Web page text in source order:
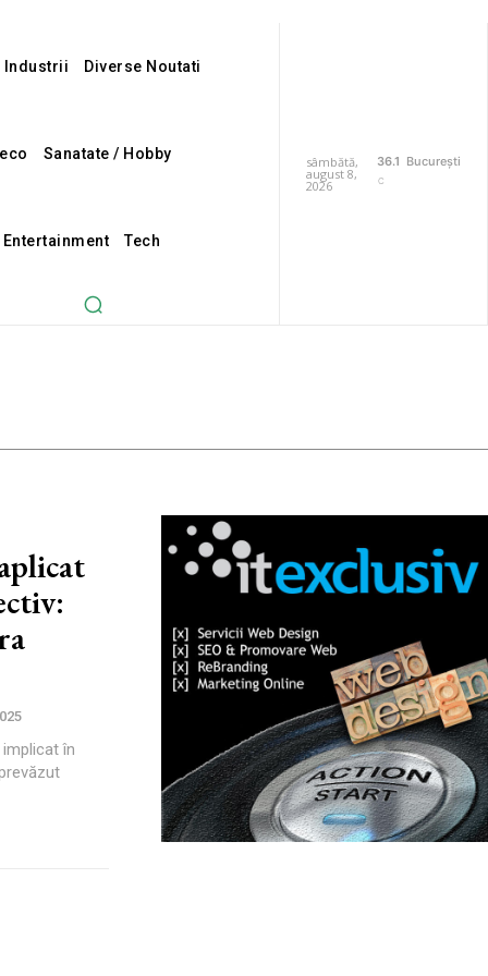
Industrii Diverse Noutati
Sanatate / Hobby
Tech
sâmbătă,
august 8,
2026
36.1
C
București
în